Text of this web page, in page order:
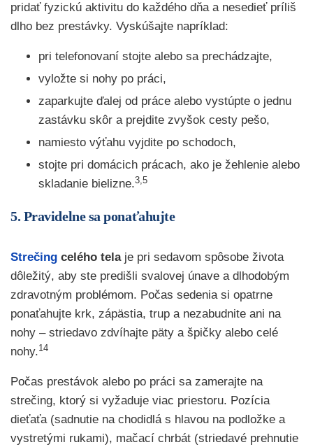
pridať fyzickú aktivitu do každého dňa a nesedieť príliš
dlho bez prestávky. Vyskúšajte napríklad:
pri telefonovaní stojte alebo sa prechádzajte,
vyložte si nohy po práci,
zaparkujte ďalej od práce alebo vystúpte o jednu
zastávku skôr a prejdite zvyšok cesty pešo,
namiesto výťahu vyjdite po schodoch,
stojte pri domácich prácach, ako je žehlenie alebo
skladanie bielizne.3,5
5. Pravidelne sa ponaťahujte
Strečing celého telaje pri sedavom spôsobe života
dôležitý, aby ste predišli svalovej únave a dlhodobým
zdravotným problémom. Počas sedenia si opatrne
ponaťahujte krk, zápästia, trup a nezabudnite ani na
nohy – striedavo zdvíhajte päty a špičky alebo celé
nohy.14
Počas prestávok alebo po práci sa zamerajte na
strečing, ktorý si vyžaduje viac priestoru. Pozícia
dieťaťa (sadnutie na chodidlá s hlavou na podložke a
vystretými rukami), mačací chrbát (striedavé prehnutie